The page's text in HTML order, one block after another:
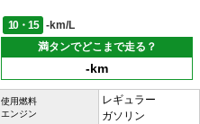
10・15
-km/L
満タンでどこまで走る？
-km
使用燃料
エンジン
レギュラー
ガソリン